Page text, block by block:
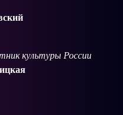
культуры России